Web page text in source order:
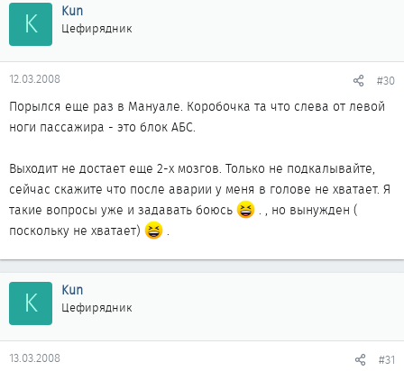
K Kun
Цефирядник
12.03.2008 #30
Порылся еще раз в Мануале. Коробочка та что слева от левой
ноги пассажира - это блок АБС.
Выходит не достает еще 2-х мозгов. Только не подкалывайте,
сейчас скажите что после аварии у меня в голове не хватает. Я
такие вопросы уже и задавать боюсь
. , но вынужден (
поскольку не хватает)
.
K Kun
Цефирядник
13.03.2008 #31